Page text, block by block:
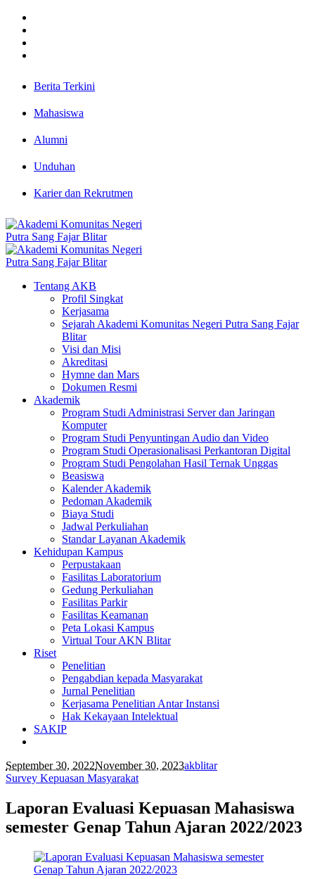
Berita Terkini
Mahasiswa
Alumni
Unduhan
Karier dan Rekrutmen
Tentang AKB
Profil Singkat
Kerjasama
Sejarah Akademi Komunitas Negeri Putra Sang Fajar
Blitar
Visi dan Misi
Akreditasi
Hymne dan Mars
Dokumen Resmi
Akademik
Program Studi Administrasi Server dan Jaringan
Komputer
Program Studi Penyuntingan Audio dan Video
Program Studi Operasionalisasi Perkantoran Digital
Program Studi Pengolahan Hasil Ternak Unggas
Beasiswa
Kalender Akademik
Pedoman Akademik
Biaya Studi
Jadwal Perkuliahan
Standar Layanan Akademik
Kehidupan Kampus
Perpustakaan
Fasilitas Laboratorium
Gedung Perkuliahan
Fasilitas Parkir
Fasilitas Keamanan
Peta Lokasi Kampus
Virtual Tour AKN Blitar
Riset
Penelitian
Pengabdian kepada Masyarakat
Jurnal Penelitian
Kerjasama Penelitian Antar Instansi
Hak Kekayaan Intelektual
SAKIP
September 30, 2022November 30, 2023akblitar
Survey Kepuasan Masyarakat
Laporan Evaluasi Kepuasan Mahasiswa
semester Genap Tahun Ajaran 2022/2023